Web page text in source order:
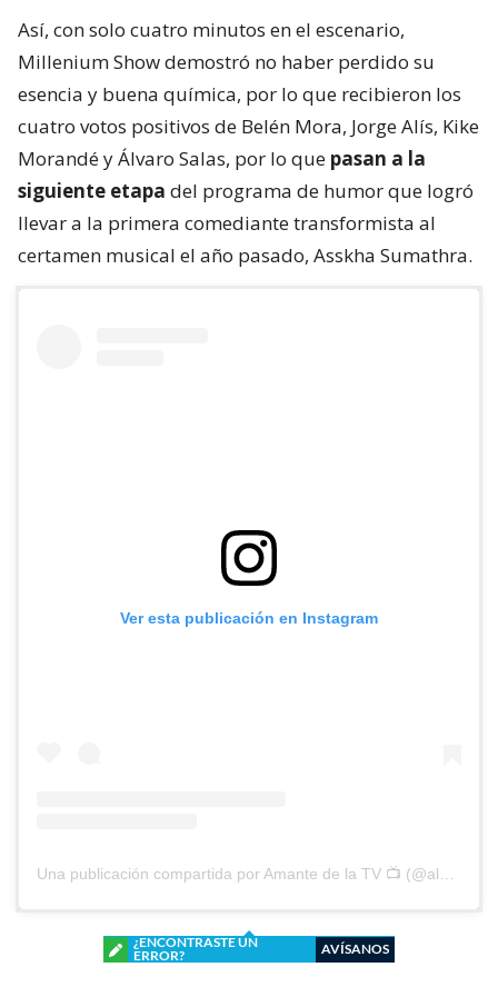
Así, con solo cuatro minutos en el escenario,
Millenium Show demostró no haber perdido su
esencia y buena química, por lo que recibieron los
cuatro votos positivos de Belén Mora, Jorge Alís, Kike
Morandé y Álvaro Salas, por lo que pasan a la
siguiente etapa del programa de humor que logró
llevar a la primera comediante transformista al
certamen musical el año pasado, Asskha Sumathra.
Ver esta publicación en Instagram
Una publicación compartida por Amante de la TV 📺 (@alguien_te_observa)
¿ENCONTRASTE UN
ERROR?
AVÍSANOS